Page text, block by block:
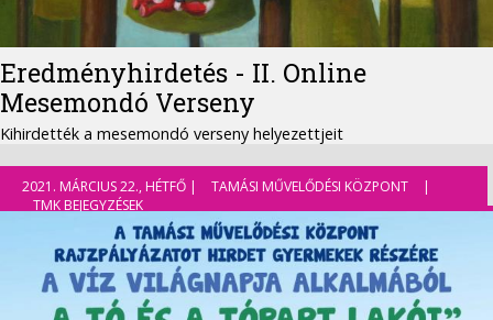
Eredményhirdetés - II. Online
Mesemondó Verseny
Kihirdették a mesemondó verseny helyezettjeit
2021. MÁRCIUS 22., HÉTFŐ | TAMÁSI MŰVELŐDÉSI KÖZPONT
|
TMK BEJEGYZÉSEK